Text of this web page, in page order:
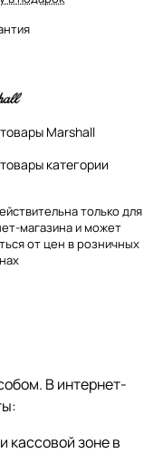
Marshall
категории
только для
магазина и может
от цен в розничных
В интернет-
кассовой зоне в